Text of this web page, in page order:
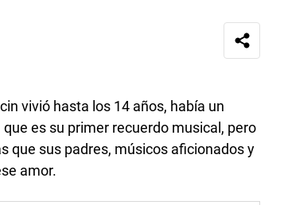
vivió hasta los 14 años, había un
es su primer recuerdo musical, pero
que sus padres, músicos aficionados y
amor.